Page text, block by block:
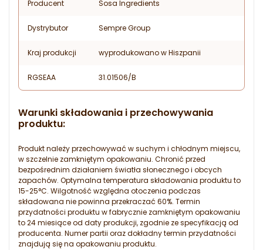
Producent Sosa Ingredients
Dystrybutor Sempre Group
Kraj produkcji wyprodukowano w Hiszpanii
RGSEAA 31.01506/B
Warunki składowania i przechowywania
produktu:
Produkt należy przechowywać w suchym i chłodnym miejscu,
w szczelnie zamkniętym opakowaniu. Chronić przed
bezpośrednim działaniem światła słonecznego i obcych
zapachów. Optymalna temperatura składowania produktu to
15-25°C. Wilgotność względna otoczenia podczas
składowana nie powinna przekraczać 60%. Termin
przydatności produktu w fabrycznie zamkniętym opakowaniu
to 24 miesiące od daty produkcji, zgodnie ze specyfikacją od
producenta. Numer partii oraz dokładny termin przydatności
znajdują się na opakowaniu produktu.